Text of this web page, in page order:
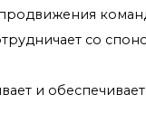
продвижения
со
и